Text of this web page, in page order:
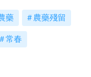
藥 農藥殘留
常春